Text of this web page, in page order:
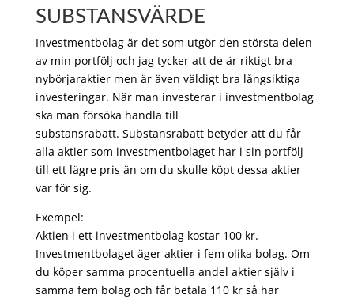
SUBSTANSVÄRDE
Investmentbolag är det som utgör den största delen
av min portfölj och jag tycker att de är riktigt bra
nybörjaraktier men är även väldigt bra långsiktiga
investeringar. När man investerar i investmentbolag
ska man försöka handla till
substansrabatt. Substansrabatt betyder att du får
alla aktier som investmentbolaget har i sin portfölj
till ett lägre pris än om du skulle köpt dessa aktier
var för sig.
Exempel:
Aktien i ett investmentbolag kostar 100 kr.
Investmentbolaget äger aktier i fem olika bolag. Om
du köper samma procentuella andel aktier själv i
samma fem bolag och får betala 110 kr så har